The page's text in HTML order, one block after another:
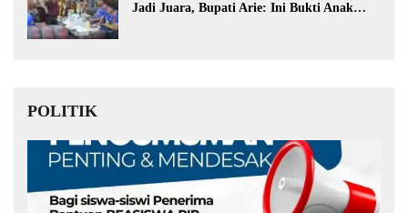
Jadi Juara, Bupati Arie: Ini Bukti Anak
POLITIK